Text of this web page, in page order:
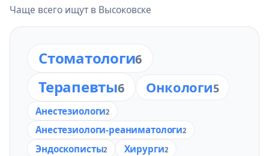
Чаще всего ищут в Высоковске
Стоматологи6
Терапевты6 Онкологи5
Анестезиологи2
Анестезиологи-реаниматологи2
Эндоскописты2 Хирурги2